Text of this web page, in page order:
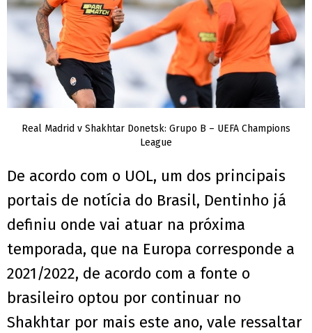
Real Madrid v Shakhtar Donetsk: Grupo B – UEFA Champions
League
De acordo com o UOL, um dos principais
portais de notícia do Brasil, Dentinho já
definiu onde vai atuar na próxima
temporada, que na Europa corresponde a
2021/2022, de acordo com a fonte o
brasileiro optou por continuar no
Shakhtar por mais este ano, vale ressaltar